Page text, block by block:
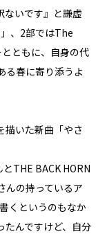
ないです』と謙虚
、2部ではThe
ともに、自身の代
る春に寄り添うよ
描いた新曲「やさ
THE BACK HORN
んの持っているア
くというのもなか
たんですけど、自分